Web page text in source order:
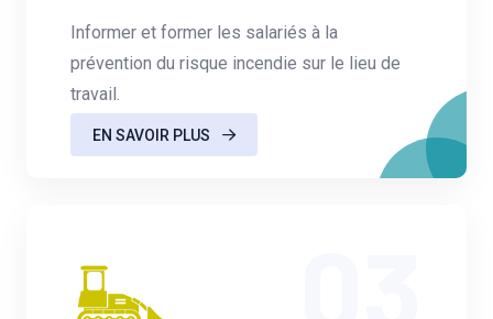
Informer et former les salariés à la
prévention du risque incendie sur le lieu de
travail.
EN SAVOIR PLUS